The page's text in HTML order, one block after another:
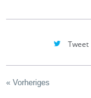
Tweet
« Vorheriges